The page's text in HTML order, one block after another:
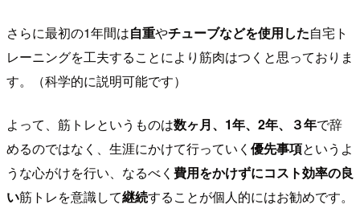
さらに最初の1年間は自重やチューブなどを使用した自宅ト
レーニングを工夫することにより筋肉はつくと思っておりま
す。（科学的に説明可能です）
よって、筋トレというものは数ヶ月、1年、2年、３年で辞
めるのではなく、生涯にかけて行っていく 優先事項というよ
うな心がけを行い、なるべく 費用をかけずにコスト効率の良
い筋トレを意識して継続することが個人的にはお勧めです。